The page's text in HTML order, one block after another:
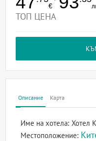
€
ТОП ЦЕНА
Описание Карта
Име на хотела: Хотел
Местоположение: